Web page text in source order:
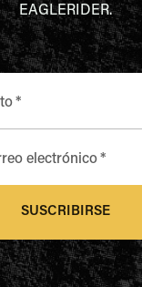
EAGLERIDER.
*
electrónico*
SUSCRIBIRSE